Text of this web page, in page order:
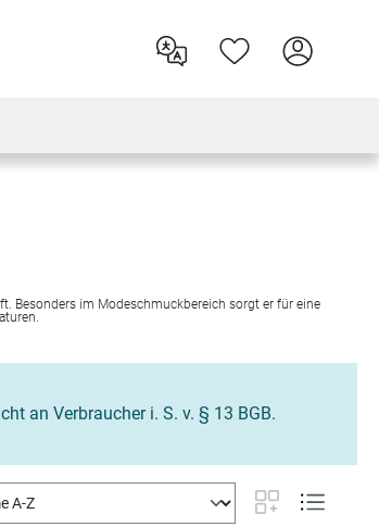
Besonders im Modeschmuckbereich sorgt er für eine
an Verbraucher i. S. v. § 13 BGB.